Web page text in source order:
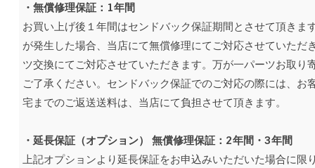
・無償修理保証：1年間
お買い上げ後１年間はセンドバック保証期間とさせて頂き
が発生した場合、当店にて無償修理にてご対応させていた
ツ交換にてご対応させていただきます。万が一パーツお取
ご了承ください。センドバック保証でのご対応の際には、
宅までのご返送送料は、当店にて負担させて頂きます。
・延長保証（オプション） 無償修理保証：2年間・3年間
上記オプションより延長保証をお申込みいただいた場合に